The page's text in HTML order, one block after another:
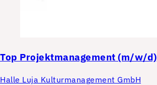
Top Projektmanagement (m/w/d)
Halle Luja Kulturmanagement GmbH